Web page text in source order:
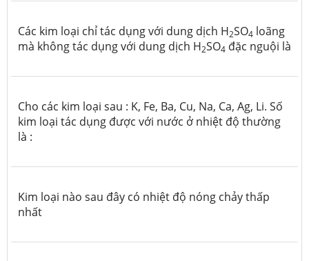
Các kim loại chỉ tác dụng với dung dịch H2SO4 loãng
mà không tác dụng với dung dịch H2SO4 đặc nguội là
Cho các kim loại sau : K, Fe, Ba, Cu, Na, Ca, Ag, Li. Số
kim loại tác dụng được với nước ở nhiệt độ thường
là :
Kim loại nào sau đây có nhiệt độ nóng chảy thấp
nhất